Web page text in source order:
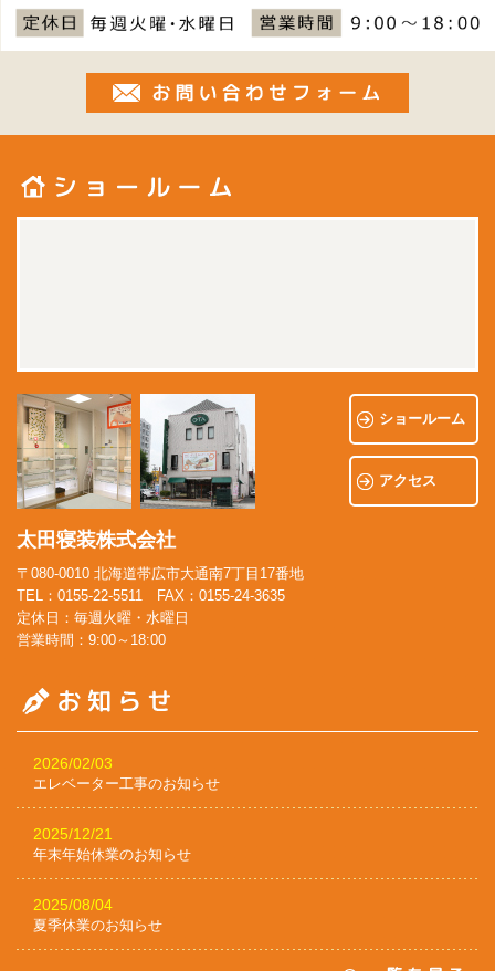
ショールーム
アクセス
太田寝装株式会社
〒080-0010 北海道帯広市大通南7丁目17番地
TEL：0155-22-5511 FAX：0155-24-3635
定休日：毎週火曜・水曜日
営業時間：9:00～18:00
2026/02/03
エレベーター工事のお知らせ
2025/12/21
年末年始休業のお知らせ
2025/08/04
夏季休業のお知らせ